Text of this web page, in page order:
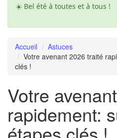
☀️ Bel été à toutes et à tous !
Accueil
Astuces
Votre avenant 2026 traité
clés !
Votre
rapidement: